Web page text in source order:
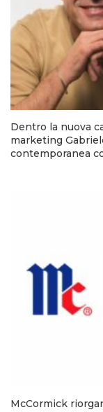
Dentro la nuova
marketing
contemporanea
McCormick